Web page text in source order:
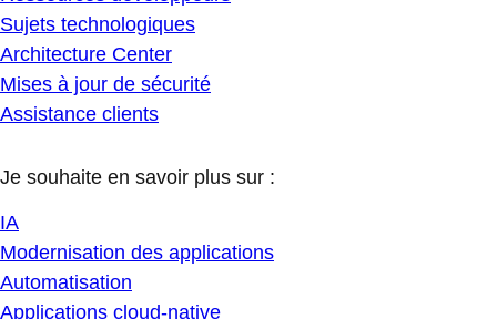
Sujets technologiques
Architecture Center
Mises à jour de sécurité
Assistance clients
Je souhaite en savoir plus sur :
IA
Modernisation des applications
Automatisation
Applications cloud-native